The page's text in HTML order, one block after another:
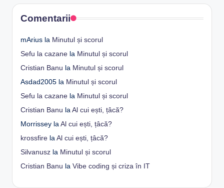
Comentarii
mArius la Minutul și scorul
Sefu la cazane la Minutul și scorul
Cristian Banu la Minutul și scorul
Asdad2005 la Minutul și scorul
Sefu la cazane la Minutul și scorul
Cristian Banu la Al cui ești, țâcă?
Morrissey la Al cui ești, țâcă?
krossfire la Al cui ești, țâcă?
Silvanusz la Minutul și scorul
Cristian Banu la Vibe coding și criza în IT